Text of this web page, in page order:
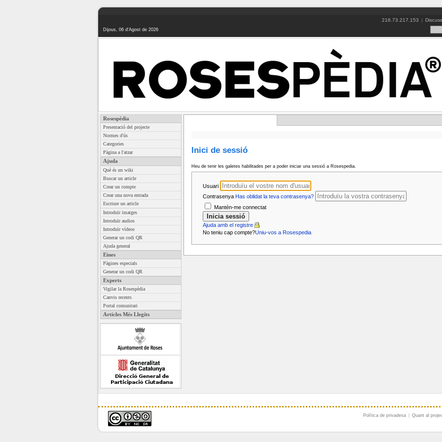
Dijous, 06 d'Agost de 2026
216.73.217.153 |
Rosespèdia
Presentació del projecte
Normes d'ús
Categories
Pàgina a l'atzar
Ajuda
Què és un wiki
Buscar un article
Crear un compte
Crear una nova entrada
Escriure un article
Introduïr imatges
Introduïr audios
Introduïr vídeos
Generar un codi QR
Ajuda general
Eines
Pàgines especials
Generar un codi QR
Experts
Vigilar la Rosespèdia
Canvis recents
Portal comunitari
Articles Més Llegits
Inici de sessió
Heu de tenir les galetes habilitades per a poder iniciar una sessió a Rosespedia.
Usuari
Contrasenya Has oblidat la teva contrasenya?
Mantén-me connectat
Ajuda amb el registre
No teniu cap compte?Uniu-vos a Rosespedia
Política de privadesa Quant al